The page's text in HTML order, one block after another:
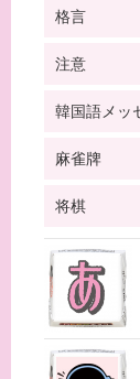
格言
注意
韓国語メッ
麻雀牌
将棋